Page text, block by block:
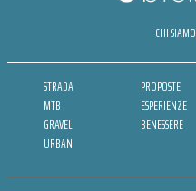
CHI SIAMO
STRADA
MTB
GRAVEL
URBAN
PROPOSTE
ESPERIENZE
BENESSERE